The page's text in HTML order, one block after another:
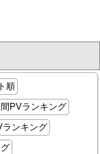
順
PVランキング
ランキング